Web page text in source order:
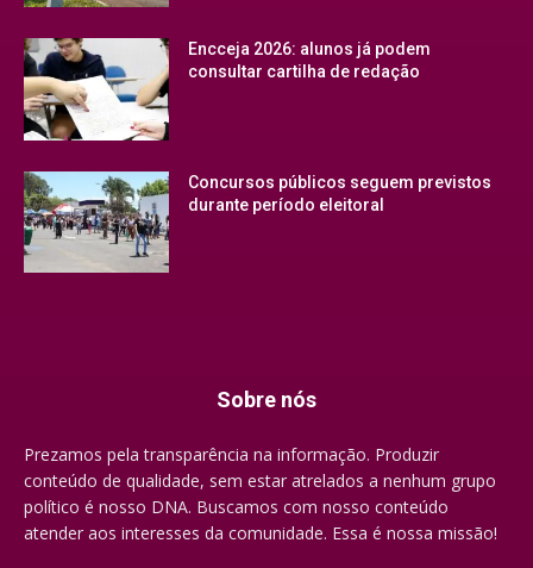
Encceja 2026: alunos já podem
consultar cartilha de redação
Concursos públicos seguem previstos
durante período eleitoral
Sobre nós
Prezamos pela transparência na informação. Produzir
conteúdo de qualidade, sem estar atrelados a nenhum grupo
político é nosso DNA. Buscamos com nosso conteúdo
atender aos interesses da comunidade. Essa é nossa missão!